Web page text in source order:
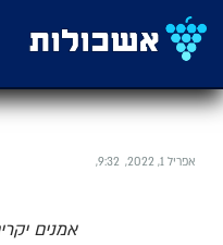
אפריל 1, 2022 9:32
אמנים